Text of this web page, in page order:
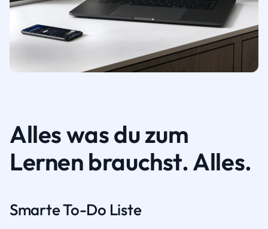
Alles was du zum
Lernen brauchst. Alles.
Smarte To-Do Liste